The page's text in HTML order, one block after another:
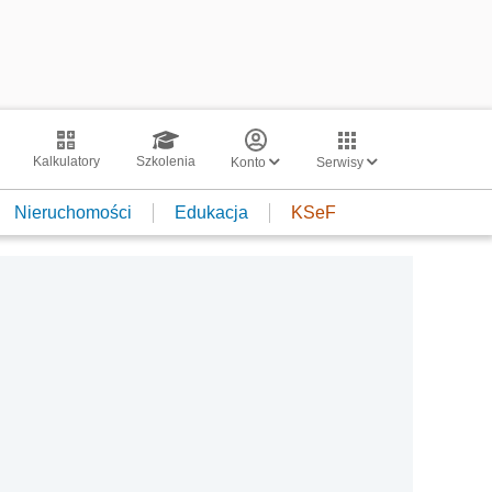
Kalkulatory Szkolenia Konto Serwisy
Nieruchomości Edukacja KSeF